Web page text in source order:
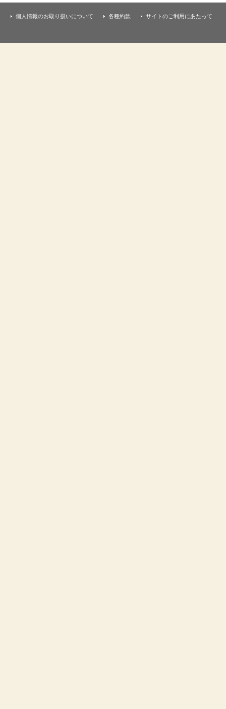
個人情報のお取り扱いについて 各種約款 サイトのご利用にあたって